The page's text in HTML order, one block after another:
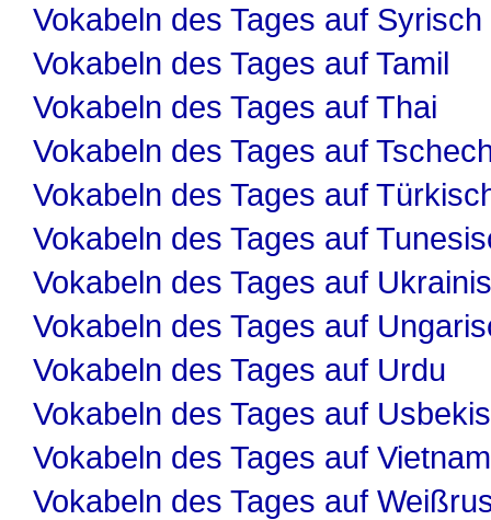
Vokabeln des Tages auf Syrisch
Vokabeln des Tages auf Tamil
Vokabeln des Tages auf Thai
Vokabeln des Tages auf
Vokabeln des Tages auf
Vokabeln des Tages auf
Vokabeln des Tages auf
Vokabeln des Tages auf
Vokabeln des Tages auf Urdu
Vokabeln des Tages auf
Vokabeln des Tages auf
Vokabeln des Tages auf